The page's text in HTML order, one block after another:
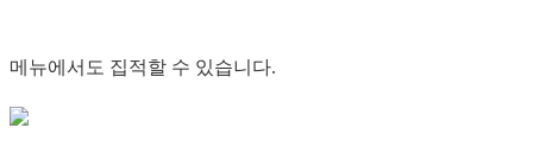
메뉴에서도 집적할 수 있습니다.